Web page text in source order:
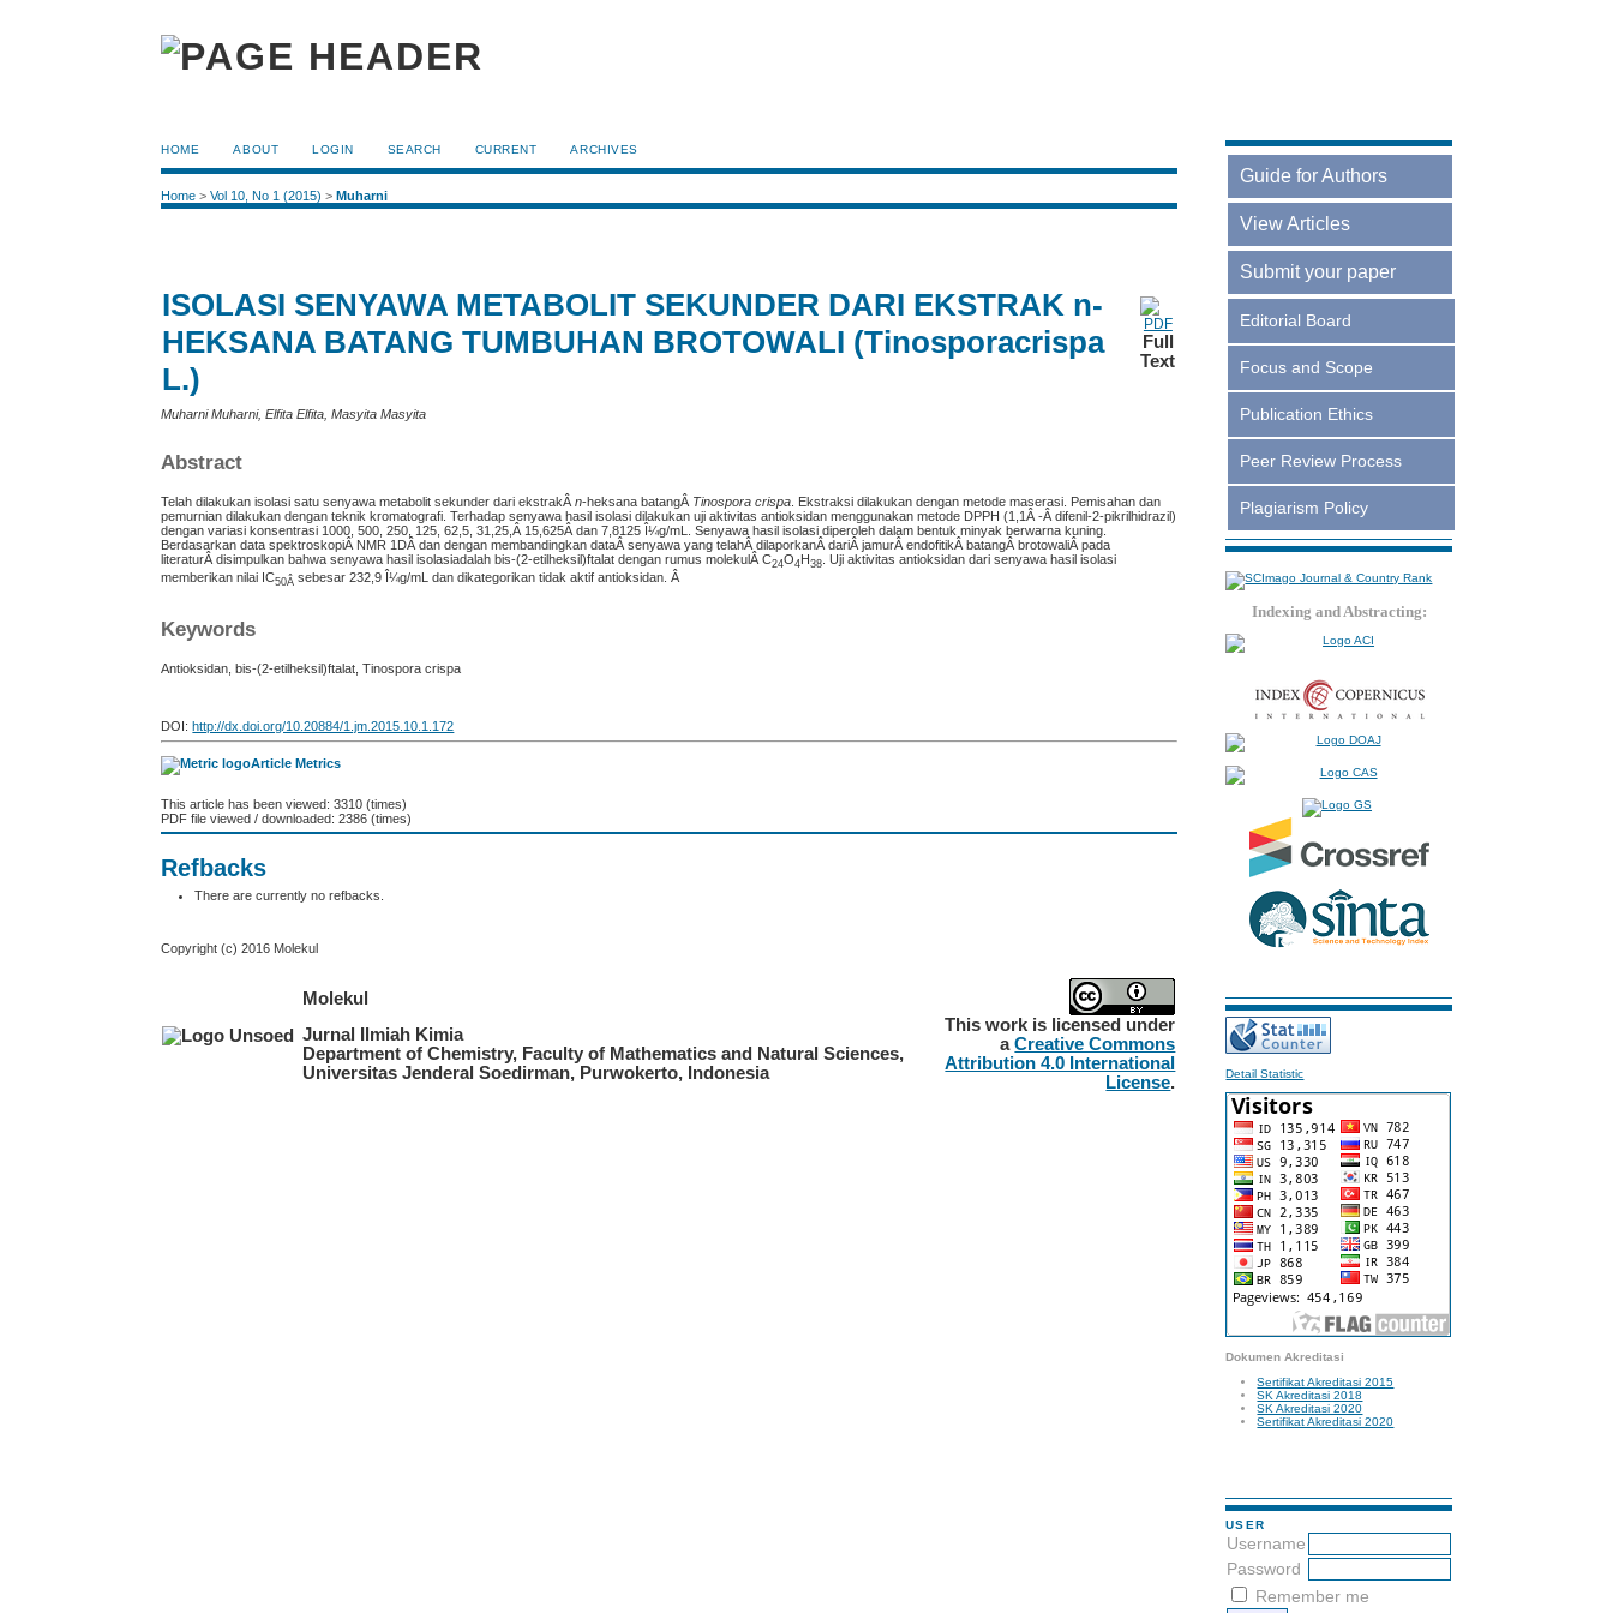
Guide for Authors
Online Guidelines
View Articles
Current
Submit your paper
Login
Editorial Board
Focus and Scope
Publication Ethics
Peer Review Process
Plagiarism Policy
Indexing and Abstracting:
Detail Statistic
Dokumen Akreditasi
Sertifikat Akreditasi 2015
SK Akreditasi 2018
SK Akreditasi 2020
Sertifikat Akreditasi 2020
USER
Username
Password
Remember me
HOME ABOUT LOGIN SEARCH CURRENT ARCHIVES
Home >Vol 10, No 1 (2015) >Muharni
ISOLASI SENYAWA METABOLIT SEKUNDER DARI EKSTRAK n-
HEKSANA BATANG TUMBUHAN BROTOWALI (Tinosporacrispa
L.)
Full
Text
Muharni Muharni, Elfita Elfita, Masyita Masyita
Abstract
Telah dilakukan isolasi satu senyawa metabolit sekunder dari ekstrakÂn-heksana batangÂ Tinospora crispa . Ekstraksi dilakukan dengan metode maserasi. Pemisahan dan
pemurnian dilakukan dengan teknik kromatografi. Terhadap senyawa hasil isolasi dilakukan uji aktivitas antioksidan menggunakan metode DPPH (1,1Â -Â difenil-2-pikrilhidrazil)
dengan variasi konsentrasi 1000, 500, 250, 125, 62,5, 31,25,Â 15,625Â dan 7,8125 Î¼g/mL. Senyawa hasil isolasi diperoleh dalam bentuk minyak berwarna kuning.
Berdasarkan data spektroskopiÂ NMR 1DÂ dan dengan membandingkan dataÂ senyawa yang telahÂ dilaporkanÂ dariÂ jamurÂ endofitikÂ batangÂ brotowaliÂ pada
literaturÂ disimpulkan bahwa senyawa hasil isolasiadalah bis-(2-etilheksil)ftalat dengan rumus molekulÂ C24O4H38 . Uji aktivitas antioksidan dari senyawa hasil isolasi
memberikan nilai IC50Âsebesar 232,9 Î¼g/mL dan dikategorikan tidak aktif antioksidan. Â
Keywords
Antioksidan, bis-(2-etilheksil)ftalat, Tinospora crispa
DOI: http://dx.doi.org/10.20884/1.jm.2015.10.1.172
Article Metrics
This article has been viewed: 3310 (times)
PDF file viewed / downloaded: 2386 (times)
Refbacks
There are currently no refbacks.
Copyright (c) 2016 Molekul
Molekul
Jurnal Ilmiah Kimia
Department of Chemistry, Faculty of Mathematics and Natural Sciences,
Universitas Jenderal Soedirman, Purwokerto, Indonesia
This work is licensed under
aCreative Commons
Attribution 4.0 International
License.